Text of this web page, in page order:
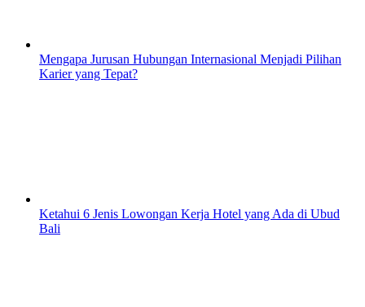
Mengapa Jurusan Hubungan Internasional Menjadi Pilihan
Karier yang Tepat?
Ketahui 6 Jenis Lowongan Kerja Hotel yang Ada di Ubud
Bali